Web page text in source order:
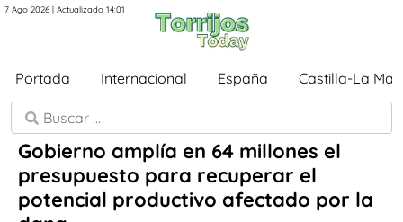
7 Ago 2026 | Actualizado 14:01
Portada Internacional España Castilla-La
Gobierno amplía en 64 millones el
presupuesto para recuperar el
potencial productivo afectado por la